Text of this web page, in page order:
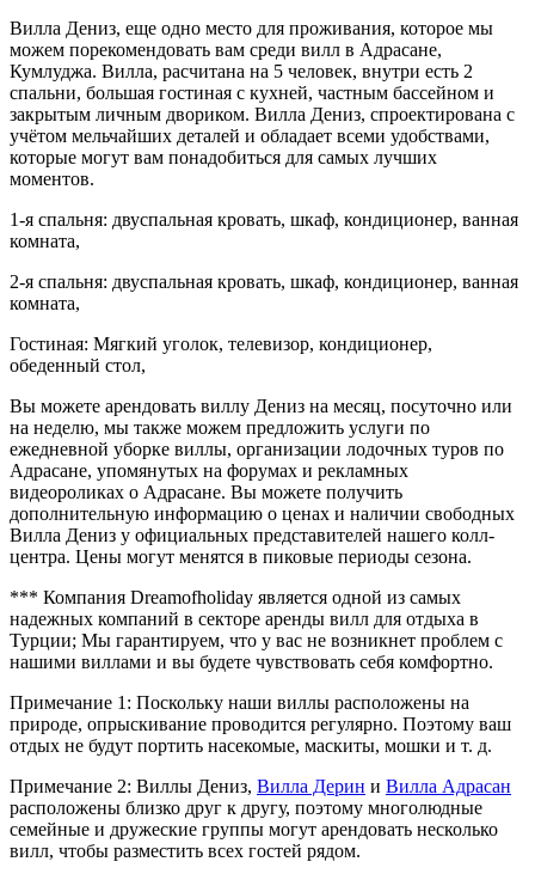
Вилла Дениз, еще одно место для проживания, которое мы
можем порекомендовать вам среди вилл в Адрасане,
Кумлуджа. Вилла, расчитана на 5 человек, внутри есть 2
спальни, большая гостиная с кухней, частным бассейном и
закрытым личным двориком. Вилла Дениз, спроектирована с
учётом мельчайших деталей и обладает всеми удобствами,
которые могут вам понадобиться для самых лучших
моментов.
1-я спальня: двуспальная кровать, шкаф, кондиционер, ванная
комната,
2-я спальня: двуспальная кровать, шкаф, кондиционер, ванная
комната,
Гостиная: Мягкий уголок, телевизор, кондиционер,
обеденный стол,
Вы можете арендовать виллу Дениз на месяц, посуточно или
на неделю, мы также можем предложить услуги по
ежедневной уборке виллы, организации лодочных туров по
Адрасане, упомянутых на форумах и рекламных
видеороликах о Адрасане. Вы можете получить
дополнительную информацию о ценах и наличии свободных
Вилла Дениз у официальных представителей нашего колл-
центра. Цены могут менятся в пиковые периоды сезона.
*** Компания Dreamofholiday является одной из самых
надежных компаний в секторе аренды вилл для отдыха в
Турции; Мы гарантируем, что у вас не возникнет проблем с
нашими виллами и вы будете чувствовать себя комфортно.
Примечание 1: Поскольку наши виллы расположены на
природе, опрыскивание проводится регулярно. Поэтому ваш
отдых не будут портить насекомые, маскиты, мошки и т. д.
Примечание 2: Виллы Дениз, Вилла Дерин и Вилла Адрасан
расположены близко друг к другу, поэтому многолюдные
семейные и дружеские группы могут арендовать несколько
вилл, чтобы разместить всех гостей рядом.